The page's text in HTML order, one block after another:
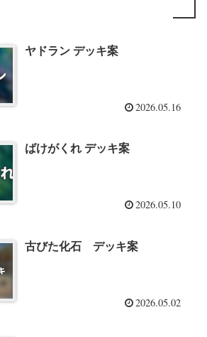
ヤドラン デッキ案
2026.05.16
ばけがくれ デッキ案
2026.05.10
古びた化石 デッキ案
2026.05.02